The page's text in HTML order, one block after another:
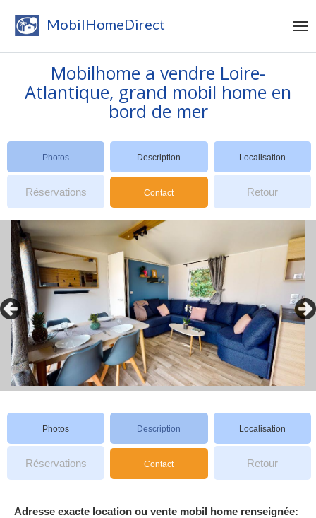
MobilHomeDirect
Mobilhome a vendre Loire-
Atlantique, grand mobil home en
bord de mer
Photos Description Localisation
Réservations Contact Retour
Photos Description Localisation
Réservations Contact Retour
Adresse exacte location ou vente mobil home renseignée: